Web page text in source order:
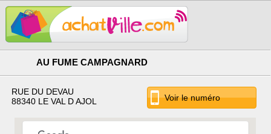
AU FUME CAMPAGNARD
RUE DU DEVAU
88340 LE VAL D AJOL
Voir le numéro